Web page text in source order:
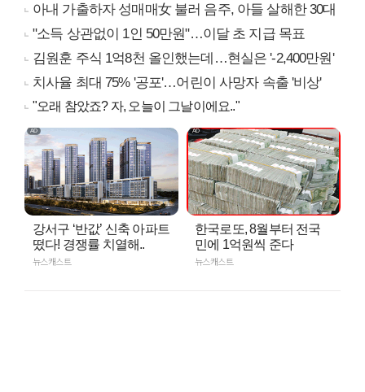
아내 가출하자 성매매女 불러 음주, 아들 살해한 30대
"소득 상관없이 1인 50만원"…이달 초 지급 목표
김원훈 주식 1억8천 올인했는데…현실은 '-2,400만원'
치사율 최대 75% '공포'…어린이 사망자 속출 '비상'
"오래 참았죠? 자, 오늘이 그날이에요.."
강서구 ‘반값’ 신축 아파트
떴다! 경쟁률 치열해..
뉴스캐스트
한국로또, 8월부터 전국
민에 1억원씩 준다
뉴스캐스트